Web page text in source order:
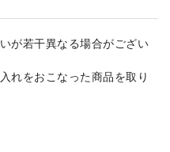
が若干異なる場合がござい
れをおこなった商品を取り